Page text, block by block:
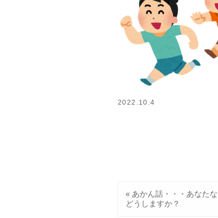
2022.10.4
« あかん話・・・あなた
どうしますか？